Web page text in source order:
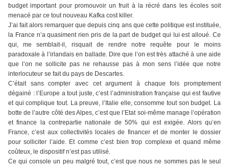
budget important pour promouvoir un fruit à la récré dans les écoles soit
menacé par ce tout nouveau Kafka cost killer.
J’ai fait alors remarquer que depuis cinq ans que cette politique est instituée,
la France n’a quasiment rien pris de la part de budget qui lui est alloué. Ce
qui, me semblait-il, risquait de rendre notre requête pour le moins
paradoxale à l’irlandais en ballade. Dire que l’on est très attaché à une aide
que l’on ne sollicite pas ne rehausse pas à mon sens l’idée que notre
interlocuteur se fait du pays de Descartes.
C’était sans compter avec cet argument à chaque fois promptement
dégainé : l’Europe a tout juste, c’est l’administration française qui est fautive
et qui complique tout. La preuve, l’Italie elle, consomme tout son budget. La
botte de l’autre côté des Alpes, c’est que l’Etat soi-même manage l’opération
et finance la contrepartie nationale de 50% qui est exigée. Alors qu’en
France, c’est aux collectivités locales de financer et de monter le dossier
pour solliciter l’aide. Et comme c’est bien trop complexe et quand même
coûteux, le dispositif n’est pas utilisé.
Ce qui console un peu malgré tout, c’est que nous ne sommes pas le seul